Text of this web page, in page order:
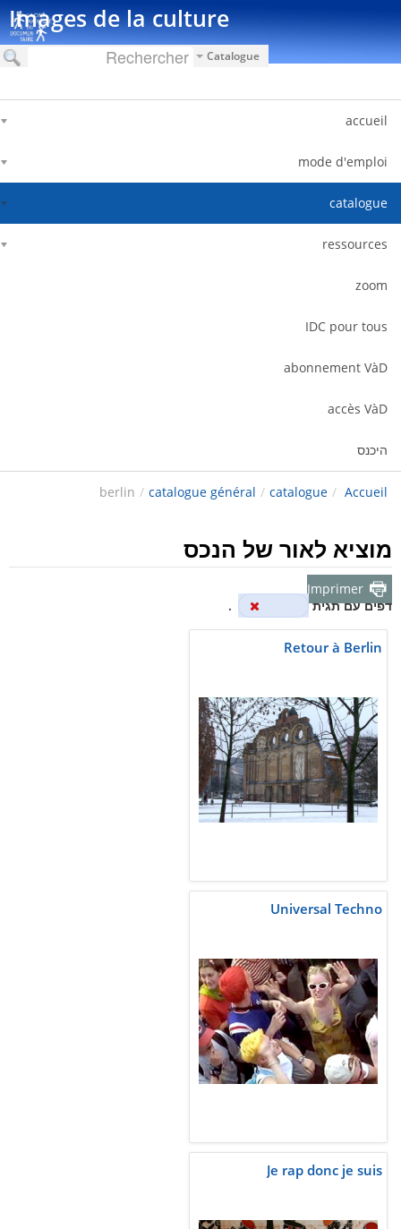
Images de la culture
Catalogue
accueil
mode d'emploi
catalogue
ressources
zoom
IDC pour tous
abonnement VàD
accès VàD
היכנס
Accueil
/
catalogue
/
catalogue général
/
berlin
מוציא לאור של הנכס
דפים עם תגית .
Imprimer
Retour à Berlin
Universal Techno
Je rap donc je suis